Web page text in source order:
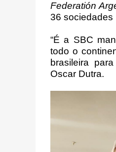
Federatión
36 sociedades
“É a SBC
todo o
brasileira
Oscar Dutra.